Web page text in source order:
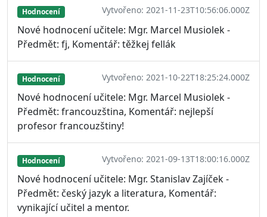
Hodnocení Vytvořeno: 2021-11-23T10:56:06.000Z
Nové hodnocení učitele: Mgr. Marcel Musiolek -
Předmět: fj, Komentář: těžkej fellák
Hodnocení Vytvořeno: 2021-10-22T18:25:24.000Z
Nové hodnocení učitele: Mgr. Marcel Musiolek -
Předmět: francouzština, Komentář: nejlepší
profesor francouzštiny!
Hodnocení Vytvořeno: 2021-09-13T18:00:16.000Z
Nové hodnocení učitele: Mgr. Stanislav Zajíček -
Předmět: český jazyk a literatura, Komentář:
vynikající učitel a mentor.